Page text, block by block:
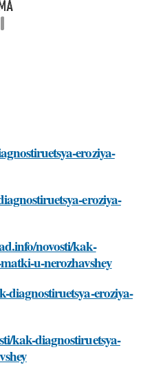
eroziya-
eroziya-
novosti/kak-
u-nerozhavshey
diagnostiruetsya-eroziya-
kak-diagnostiruetsya-